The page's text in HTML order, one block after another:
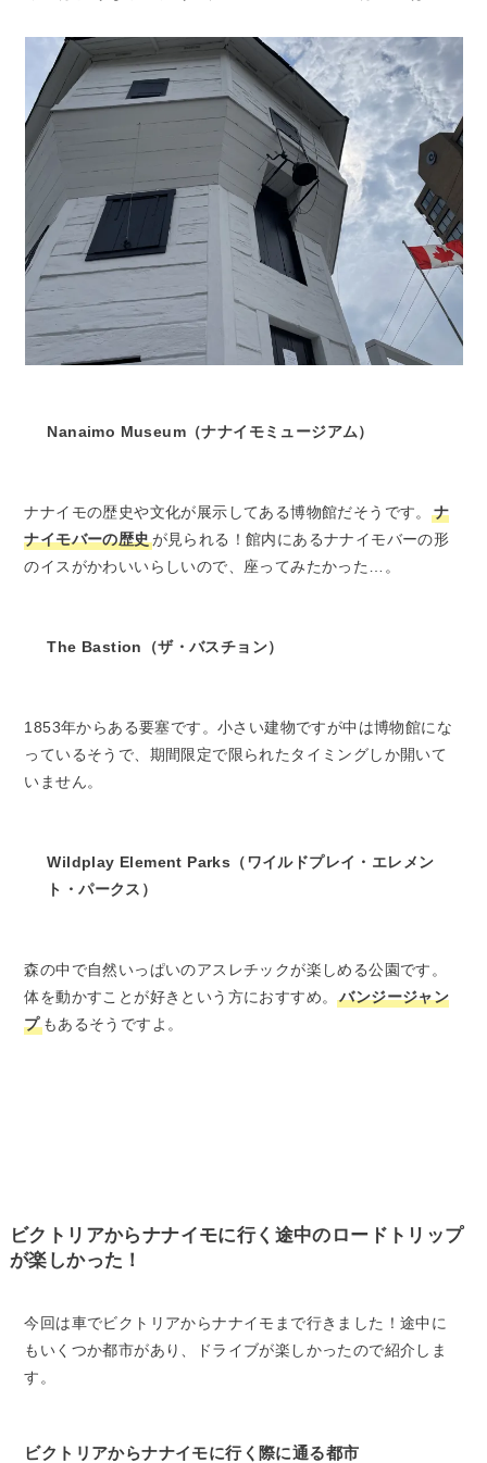
Nanaimo Museum（ナナイモミュージアム）
ナナイモの歴史や文化が展示してある博物館だそうです。
ナ
ナイモバーの歴史が見られる！館内にあるナナイモバーの形
のイスがかわいいらしいので、座ってみたかった…。
The Bastion（ザ・バスチョン）
1853年からある要塞です。小さい建物ですが中は博物館にな
っているそうで、期間限定で限られたタイミングしか開いて
いません。
Wildplay Element Parks（ワイルドプレイ・エレメン
ト・パークス）
森の中で自然いっぱいのアスレチックが楽しめる公園です。
体を動かすことが好きという方におすすめ。バンジージャン
プもあるそうですよ。
ビクトリアからナナイモに行く途中のロードトリップ
が楽しかった！
今回は車でビクトリアからナナイモまで行きました！途中に
もいくつか都市があり、ドライブが楽しかったので紹介しま
す。
ビクトリアからナナイモに行く際に通る都市